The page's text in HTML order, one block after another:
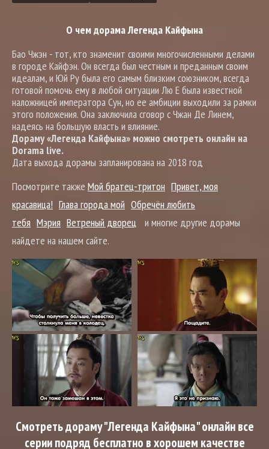
О чем дорама Легенда Кайфына
Бао Чжэн - тот, кто знаменит своими многочисленными делами
в городе Кайфэн. Он всегда был честным и преданным своим
идеалам, и Юй Ру была его самым близким союзником, всегда
готовой помочь ему в любой ситуации Лю Е была известной
наложницей императора Сун, но ее амбиции выходили за рамки
этого положения. Она заключила сговор с Чжан Де Линем,
надеясь на большую власть и влияние.
Дораму «Легенда Кайфына» можно смотреть онлайн на
Dorama live.
Дата выхода дорамы запланирована на 2018 год
Посмотрите также Мой братец-тритон Привет, моя
красавица! Глава города мой Обречён любить
тебя Мэрия Ветреный дворец
и многие другие дорамы
найдете на нашем сайте.
Смотреть дораму "Легенда Кайфына" онлайн все
серии подряд бесплатно в хорошем качестве